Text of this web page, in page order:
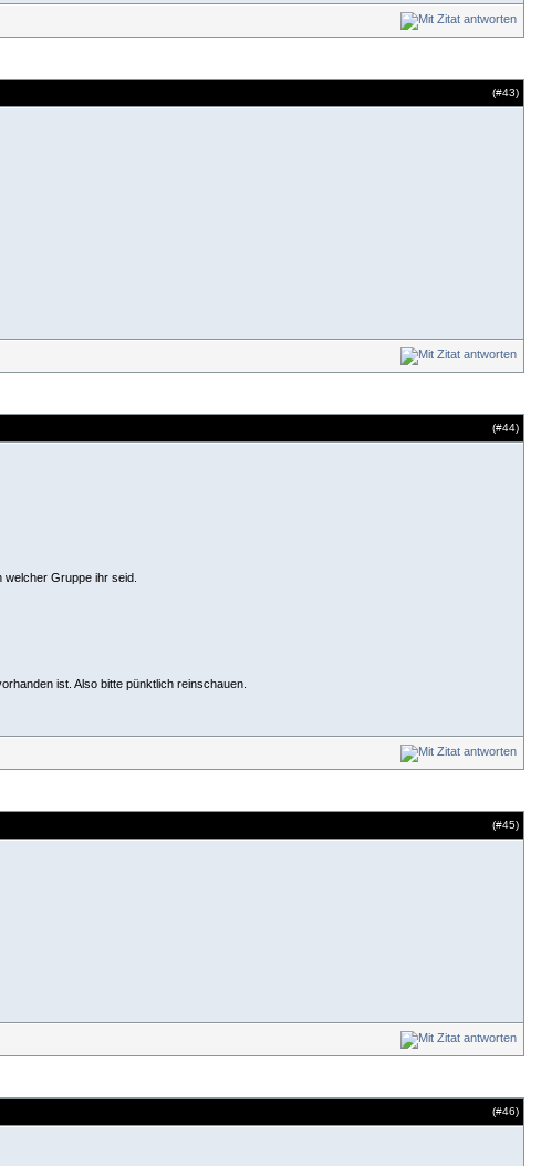
(#43)
(#44)
Gruppe ihr seid.
ist. Also bitte pünktlich reinschauen.
(#45)
(#46)